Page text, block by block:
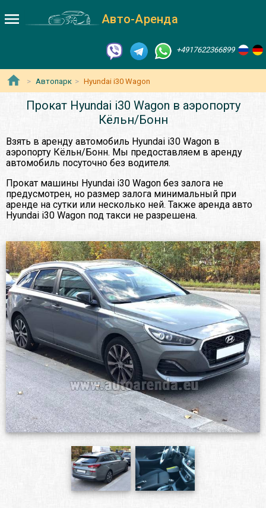
Авто-Аренда
+4917622366899
Автопарк Hyundai i30 Wagon
Прокат Hyundai i30 Wagon в аэропорту
Кёльн/Бонн
Взять в аренду автомобиль Hyundai i30 Wagon в
аэропорту Кёльн/Бонн. Мы предоставляем в аренду
автомобиль посуточно без водителя.
Прокат машины Hyundai i30 Wagon без залога не
предусмотрен, но размер залога минимальный при
аренде на сутки или несколько ней. Также аренда авто
Hyundai i30 Wagon под такси не разрешена.